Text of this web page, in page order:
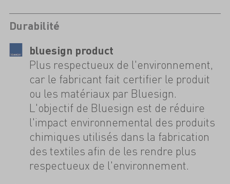
Durabilité
bluesign product
Plus respectueux de l'environnement,
car le fabricant fait certifier le produit
ou les matériaux par Bluesign.
L'objectif de Bluesign est de réduire
l'impact environnemental des produits
chimiques utilisés dans la fabrication
des textiles afin de les rendre plus
respectueux de l'environnement.